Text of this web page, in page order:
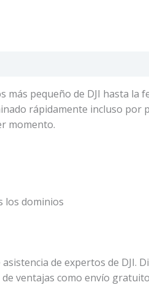
más pequeño de DJI hasta la
rápidamente incluso por
momento.
los dominios
de expertos de DJI.
ventajas como envío